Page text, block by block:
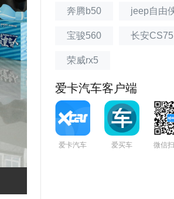
奔腾b50 jeep自由
宝骏560 长安CS75
荣威rx5
爱卡汽车客户端
爱卡汽车 爱买车 微信